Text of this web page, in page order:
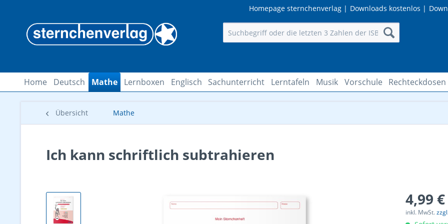
Downloads kostenlos |
Homepage sternchenverlag |
Home Deutsch Mathe Lernboxen Englisch Sachunterricht Lerntafeln Musik Vorschule Rechteckdosen
Übersicht Mathe
Ich kann schriftlich subtrahieren
4,99
inkl. MwSt.